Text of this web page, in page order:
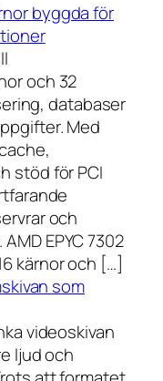
byggda för
och 32
databaser
Med
stöd för PCI
och
EPYC 7302
kärnor och […]
som
videoskivan
ljud och